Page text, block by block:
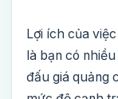
Lợi ích của
là bạn có
đấu giá quảng